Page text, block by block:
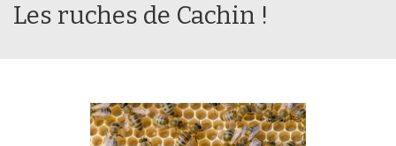
Les ruches de Cachin !